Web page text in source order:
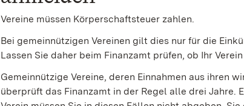
Vereine müssen Körperschaftsteuer zahlen.
Bei gemeinnützigen Vereinen gilt dies nur für die
Lassen Sie daher beim Finanzamt prüfen, ob Ihr
Gemeinnützige Vereine, deren Einnahmenaus ihren
überprüft das Finanzamt in der Regel alle drei Jahre.